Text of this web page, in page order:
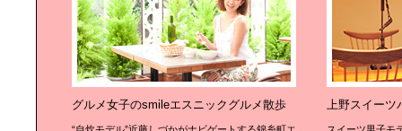
グルメ女子のsmileエスニックグルメ散歩 上野スイーツ